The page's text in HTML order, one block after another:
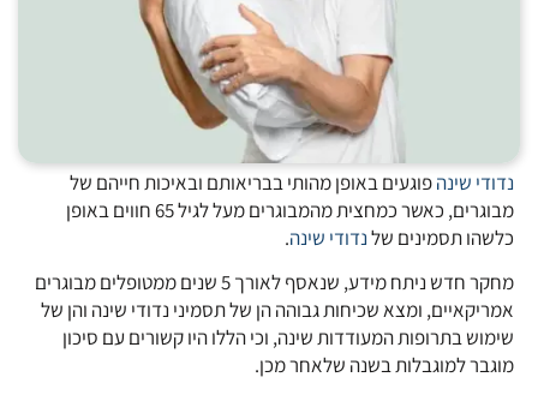
נדודי שינהפוגעים באופן מהותי בבריאותם ובאיכות חייהם של
מבוגרים, כאשר כמחצית מהמבוגרים מעל לגיל 65 חווים באופן
כלשהו תסמינים שלנדודי שינה.
מחקר חדש ניתח מידע, שנאסף לאורך 5 שנים ממטופלים מבוגרים
אמריקאיים, ומצא שכיחות גבוהה הן של תסמיני נדודי שינה והן של
שימוש בתרופות המעודדות שינה, וכי הללו היו קשורים עם סיכון
מוגבר למוגבלות בשנה שלאחר מכן.